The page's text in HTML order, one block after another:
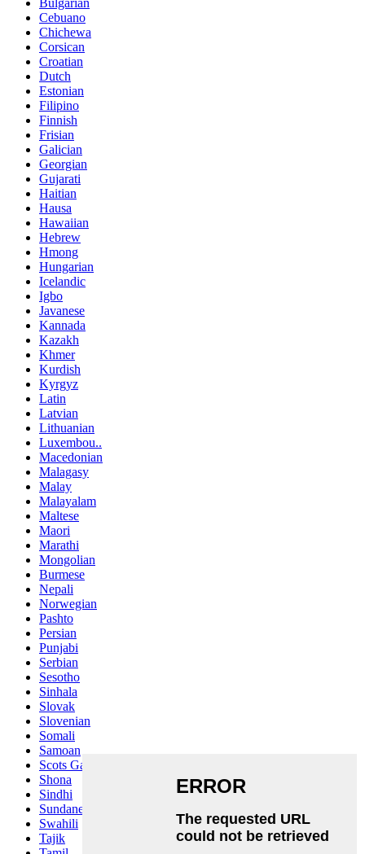
Cebuano
Chichewa
Corsican
Croatian
Dutch
Estonian
Filipino
Finnish
Frisian
Galician
Georgian
Gujarati
Haitian
Hausa
Hawaiian
Hebrew
Hmong
Hungarian
Icelandic
Igbo
Javanese
Kannada
Kazakh
Khmer
Kurdish
Kyrgyz
Latin
Latvian
Lithuanian
Luxembou..
Macedonian
Malagasy
Malay
Malayalam
Maltese
Maori
Marathi
Mongolian
Burmese
Nepali
Norwegian
Pashto
Persian
Punjabi
Serbian
Sesotho
Sinhala
Slovak
Slovenian
Somali
Samoan
Scots Gaelic
Shona
Sindhi
Sundanese
Swahili
Tajik